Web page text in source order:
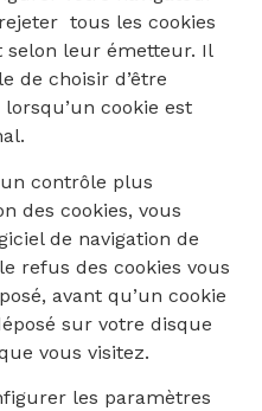
tous les cookies
selon leur émetteur. Il
de choisir d’être
cookie est
contrôle plus
des cookies, vous
de navigation de
refus des cookies vous
avant qu’un cookie
sur votre disque
vous visitez.
les paramètres